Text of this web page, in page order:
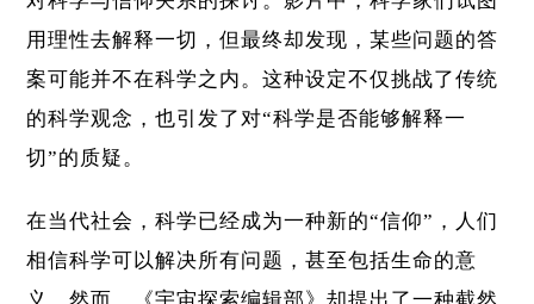
用理性去解释一切，但最终却发现，某些问题的答
案可能并不在科学之内。这种设定不仅挑战了传统
的科学观念，也引发了对“科学是否能够解释一
切”的质疑。
在当代社会，科学已经成为一种新的“信仰”，人们
相信科学可以解决所有问题，甚至包括生命的意